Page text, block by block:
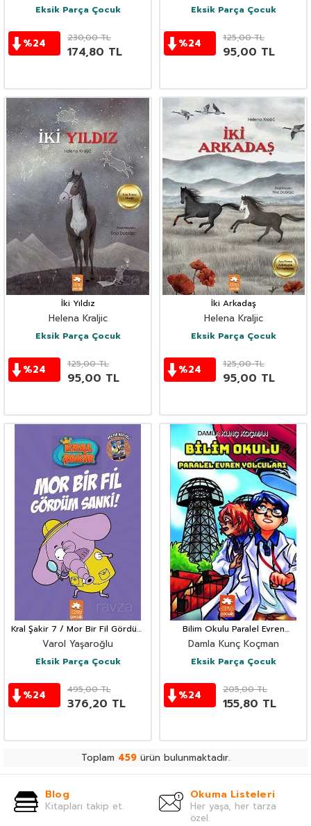
Eksik Parça Çocuk
%24 230,00TL
174,80 TL
Eksik Parça Çocuk
%24 125,00TL
95,00 TL
İki Yıldız
Helena Kraljic
Eksik Parça Çocuk
%24 125,00TL
95,00 TL
İki Arkadaş
Helena Kraljic
Eksik Parça Çocuk
%24 125,00TL
95,00 TL
Kral Şakir 7 / Mor Bir Fil Gördüm
Sanki (Ciltli)
Varol Yaşaroğlu
Eksik Parça Çocuk
%24 495,00TL
376,20 TL
Bilim Okulu Paralel Evren
Yolcuları
Damla Kunç Koçman
Eksik Parça Çocuk
%24 205,00TL
155,80 TL
Toplam 459 ürün bulunmaktadır.
Blog
Kitapları takip et.
Okuma Listeleri
Her yaşa, her tarza
özel.